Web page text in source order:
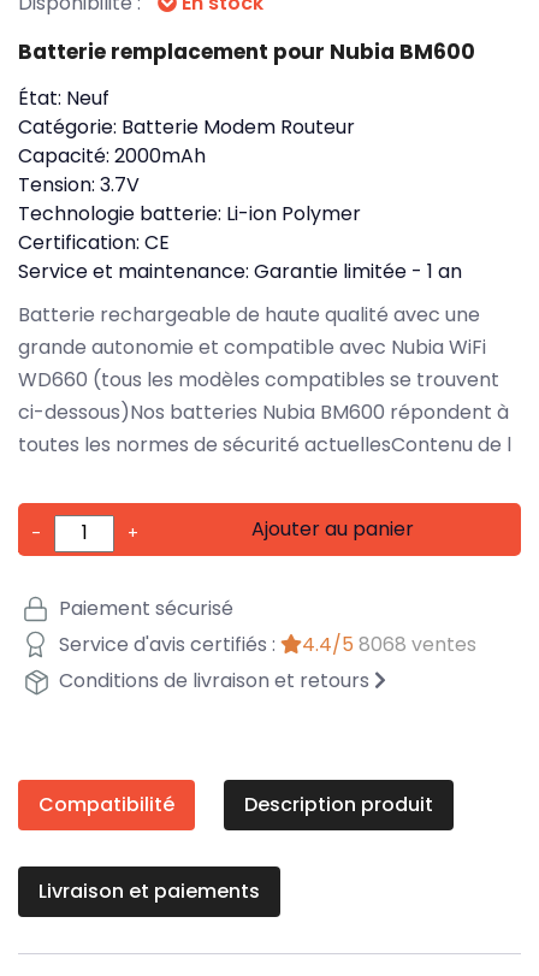
Batterie remplacement pour Nubia BM600
État: Neuf
Catégorie: Batterie Modem Routeur
Capacité: 2000mAh
Tension: 3.7V
Technologie batterie: Li-ion Polymer
Certification: CE
Service et maintenance: Garantie limitée - 1 an
Batterie rechargeable de haute qualité avec une
grande autonomie et compatible avec Nubia WiFi
WD660 (tous les modèles compatibles se trouvent
ci-dessous)Nos batteries Nubia BM600 répondent à
toutes les normes de sécurité actuellesContenu de l
- + Ajouter au panier
Paiement sécurisé
Service d'avis certifiés :
4.4/5 8068 ventes
Conditions de livraison et retours
Compatibilité Description produit
Livraison et paiements